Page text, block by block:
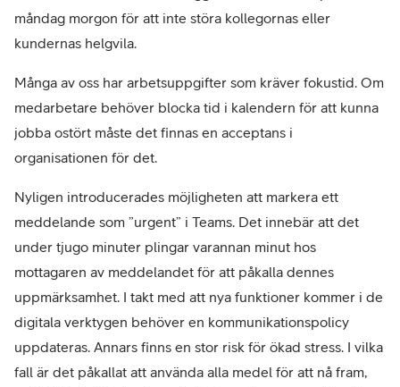
måndag morgon för att inte störa kollegornas eller
kundernas helgvila.
Många av oss har arbetsuppgifter som kräver fokustid. Om
medarbetare behöver blocka tid i kalendern för att kunna
jobba ostört måste det finnas en acceptans i
organisationen för det.
Nyligen introducerades möjligheten att markera ett
meddelande som ”urgent” i Teams. Det innebär att det
under tjugo minuter plingar varannan minut hos
mottagaren av meddelandet för att påkalla dennes
uppmärksamhet. I takt med att nya funktioner kommer i de
digitala verktygen behöver en kommunikationspolicy
uppdateras. Annars finns en stor risk för ökad stress. I vilka
fall är det påkallat att använda alla medel för att nå fram,